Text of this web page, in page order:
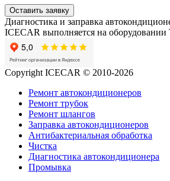
Оставить заявку
Диагностика и заправка
ICECAR выполняется на
Copyright ICECAR © 2010-2026
Ремонт автокондиционеров
Ремонт трубок
Ремонт шлангов
Заправка автокондиционеров
Антибактериальная обработка
Чистка
Диагностика автокондиционера
Промывка